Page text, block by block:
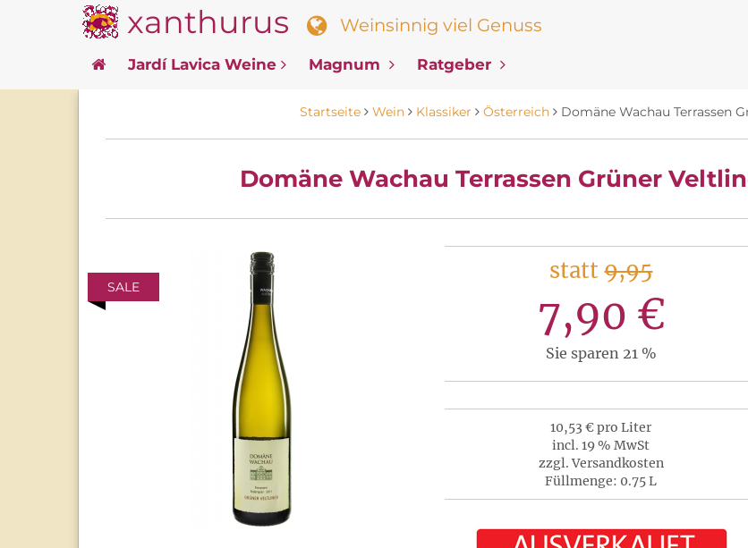
xanthurus Weinsinnig viel Genuss
Jardí Lavica Weine Magnum Ratgeber
Startseite Wein Klassiker Österreich Domäne Wachau Terrassen
Domäne Wachau Terrassen Grüner
SALE
statt9,95
7,90 €
Sie sparen 21 %
10,53 € pro Liter
incl. 19 % MwSt
zzgl. Versandkosten
Füllmenge: 0.75 L